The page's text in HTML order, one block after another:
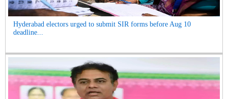
Hyderabad electors urged to submit SIR forms before Aug 10
deadline...